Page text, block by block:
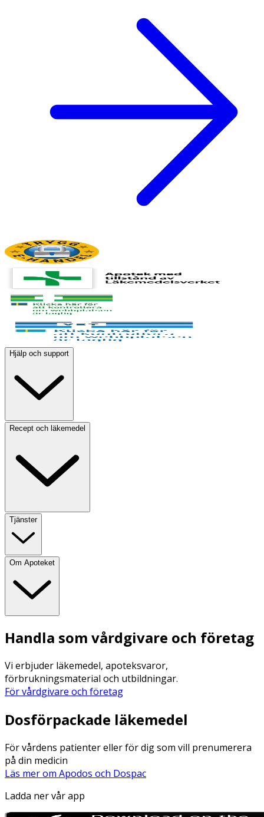
Hjälp och support
Recept och läkemedel
Tjänster
Om Apoteket
Handla som vårdgivare och företag
Vi erbjuder läkemedel, apoteksvaror,
förbrukningsmaterial och utbildningar.
För vårdgivare och företag
Dosförpackade läkemedel
För vårdens patienter eller för dig som vill prenumerera
på din medicin
Läs mer om Apodos och Dospac
Ladda ner vår app